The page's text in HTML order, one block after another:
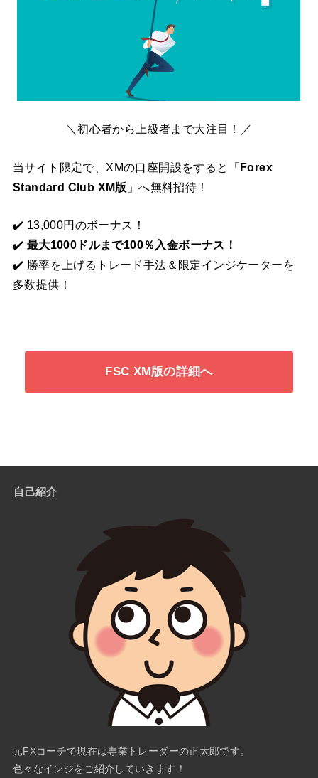
＼初心者から上級者まで大注目！／
当サイト限定で、XMの口座開設をすると「 Forex
Standard Club XM版 」へ無料招待！
✔️ 13,000円のボーナス！
✔️ 最大1000ドルまで100％入金ボーナス！
✔️ 勝率を上げるトレード手法＆限定インジケーターを
多数提供！
FSC XM版の詳細へ
自己紹介
元FXコーチで現在は専業トレーダーの正太郎です。
色々なインジをご紹介していきます！